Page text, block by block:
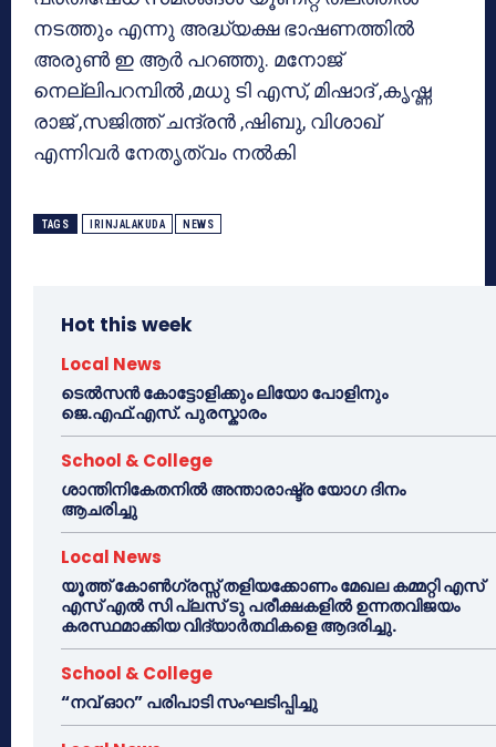
നടത്തും എന്നു അദ്ധ്യക്ഷ ഭാഷണത്തില്‍
അരുണ്‍ ഇ ആര്‍ പറഞ്ഞു. മനോജ്
നെല്ലിപറമ്പില്‍ ,മധു ടി എസ്, മിഷാദ് ,കൃഷ്ണ
രാജ് ,സജിത്ത് ചന്ദ്രന്‍ ,ഷിബു, വിശാഖ്
എന്നിവര്‍ നേതൃത്വം നല്‍കി
TAGS IRINJALAKUDA NEWS
Hot this week
Local News
ടെൽസൻ കോട്ടോളിക്കും ലിയോ പോളിനും
ജെ.എഫ്.എസ്. പുരസ്കാരം
School & College
ശാന്തിനികേതനിൽ അന്താരാഷ്ട്ര യോഗ ദിനം
ആചരിച്ചു
Local News
യൂത്ത് കോൺഗ്രസ്സ് തളിയക്കോണം മേഖല കമ്മറ്റി എസ്
എസ് എൽ സി പ്ലസ് ടു പരീക്ഷകളിൽ ഉന്നതവിജയം
കരസ്ഥമാക്കിയ വിദ്യാർത്ഥികളെ ആദരിച്ചു.
School & College
“നവ് ഓറ” പരിപാടി സംഘടിപ്പിച്ചു